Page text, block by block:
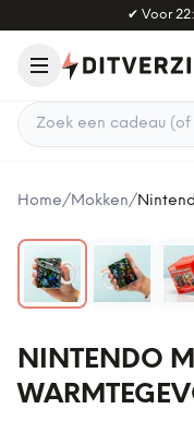
Naar hoofdinhoud
✔ Voor
Zoek een cadeau
Home/Mokken/
NINTENDO